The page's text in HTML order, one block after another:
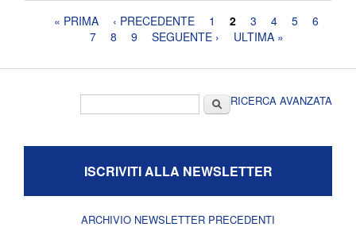
Pagine« PRIMA ‹ PRECEDENTE 1 2 3 4 5
6
7
8 9 SEGUENTE › ULTIMA »
CercaRICERCA AVANZATA
ISCRIVITI ALLA NEWSLETTER
ARCHIVIO NEWSLETTER PRECEDENTI